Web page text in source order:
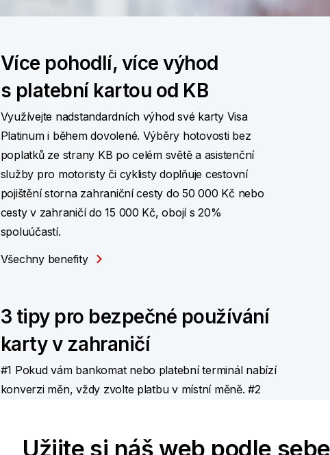
Více pohodlí, více výhod
s platební kartou od KB
Využívejte nadstandardních výhod své karty Visa
Platinum i během dovolené. Výběry hotovosti bez
poplatků ze strany KB po celém světě a asistenční
služby pro motoristy či cyklisty doplňuje cestovní
pojištění storna zahraniční cesty do 50 000 Kč nebo
cesty v zahraničí do 15 000 Kč, obojí s 20%
spoluúčastí.
Všechny benefity
3 tipy pro bezpečné používání
karty v zahraničí
#1 Pokud vám bankomat nebo platební terminál nabízí
konverzi měn, vždy zvolte platbu v místní měně. #2
autopůjčovna nevyžadují úhradu pouze kreditní
Užijte si náš web podle sebe